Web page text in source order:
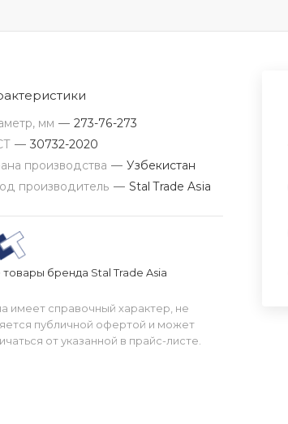
мм — 273-76-273
— 30732-2020
производства — Узбекистан
производитель — Stal Trade Asia
товары бренда Stal Trade Asia
имеет справочный характер, не
публичной офертой и может
от указанной в прайс-листе.